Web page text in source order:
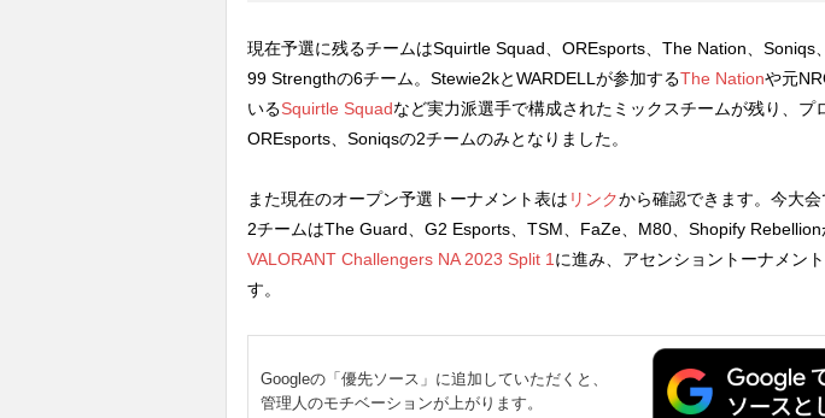
現在予選に残るチームはSquirtle Squad、OREsports、The Nation、Soniqs
99 Strengthの6チーム。Stewie2kとWARDELLが参加するThe Nationや元
いるSquirtle Squadなど実力派選手で構成されたミックスチームが残り、プ
OREsports、Soniqsの2チームのみとなりました。
また現在のオープン予選トーナメント表は リンクから確認できます。今大
2チームはThe Guard、G2 Esports、TSM、FaZe、M80、Shopify Rebellion
VALORANT Challengers NA 2023 Split 1 に進み、アセンショントーナメン
す。
Googleの「優先ソース」に追加していただくと、
管理人のモチベーションが上がります。